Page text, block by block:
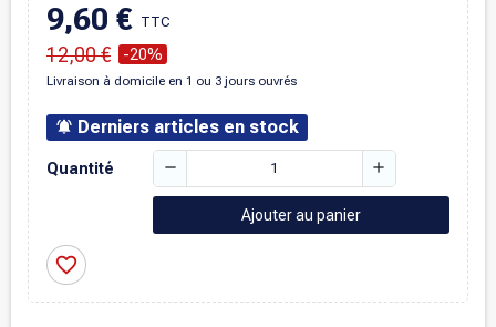
9,60 € TTC
12,00 € -20%
Livraison à domicile en 1 ou 3 jours ouvrés
notifications_active Derniers articles en stock
Quantité remove add
Ajouter au panier
favorite_border